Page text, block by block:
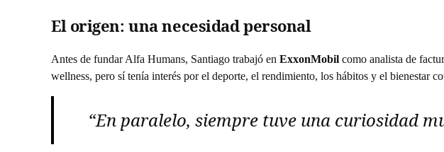
El origen: una necesidad personal
Antes de fundar Alfa Humans, Santiago trabajó en ExxonMobil como analista de
wellness, pero sí tenía interés por el deporte, el rendimiento, los hábitos y el bienestar
“En paralelo, siempre tuve una curiosidad